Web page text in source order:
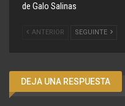
de Galo Salinas
ANTERIOR SEGUINTE
DEJA UNA RESPUESTA